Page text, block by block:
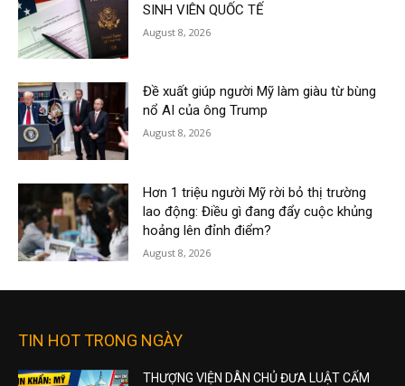
SINH VIÊN QUỐC TẾ
August 8, 2026
Đề xuất giúp người Mỹ làm giàu từ bùng
nổ AI của ông Trump
August 8, 2026
Hơn 1 triệu người Mỹ rời bỏ thị trường
lao động: Điều gì đang đẩy cuộc khủng
hoảng lên đỉnh điểm?
August 8, 2026
TIN HOT TRONG NGÀY
THƯỢNG VIỆN DÂN CHỦ ĐƯA LUẬT CẤM